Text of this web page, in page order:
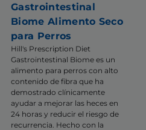
Gastrointestinal
Biome Alimento Seco
para Perros
Hill's Prescription Diet
Gastrointestinal Biome es un
alimento para perros con alto
contenido de fibra que ha
demostrado clínicamente
ayudar a mejorar las heces en
24 horas y reducir el riesgo de
recurrencia. Hecho con la